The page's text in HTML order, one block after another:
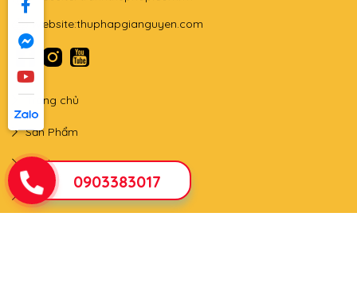
Website:thuphapgianguyen.com
Trang chủ
Sản Phẩm
Lớp học
Tin tức
0903383017